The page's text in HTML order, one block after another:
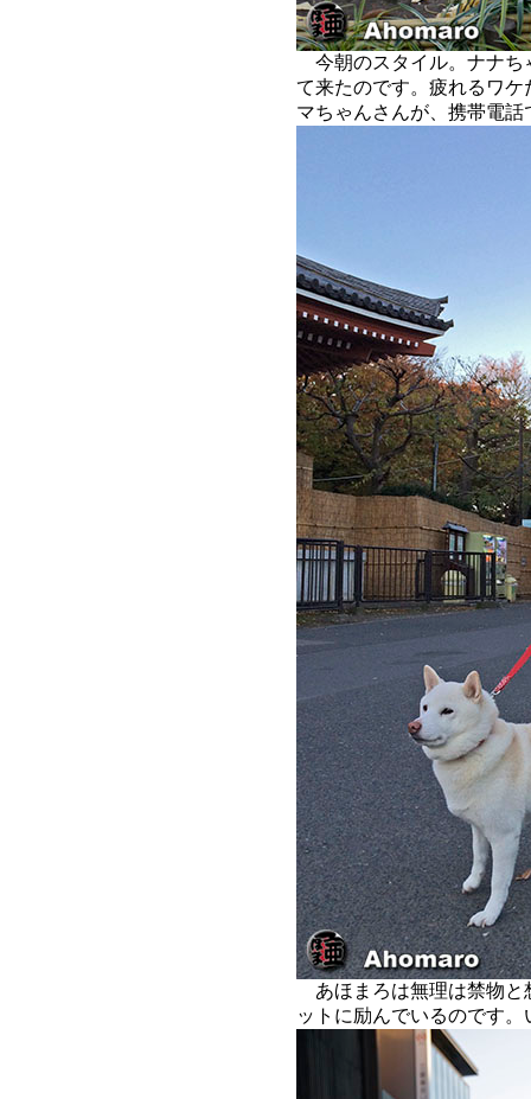
今朝のスタイル。ナナち
て来たのです。疲れるワ
マちゃんさんが、携帯電
あほまろは無理は禁物と
ットに励んでいるのです